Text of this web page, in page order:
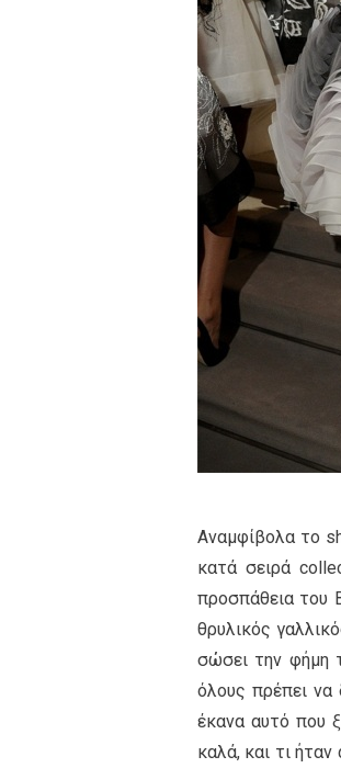
Αναμφίβολα το
κατά σειρά
προσπάθεια του
θρυλικός
σώσει την φήμη
όλους πρέπει να
έκανα αυτό που
καλά, και τι